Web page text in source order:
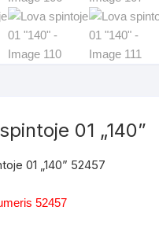
01 „140”
01 „140” 52457
52457